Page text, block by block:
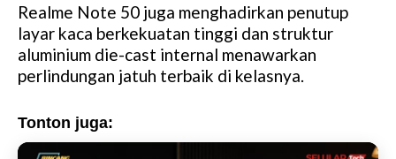
Realme Note 50 juga menghadirkan penutup
layar kaca berkekuatan tinggi dan struktur
aluminium die-cast internal menawarkan
perlindungan jatuh terbaik di kelasnya.
Tonton juga: